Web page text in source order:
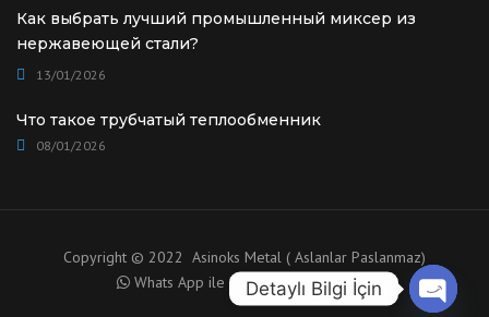
Как выбрать лучший промышленный миксер из
нержавеющей стали?
13/01/2026
Что такое трубчатый теплообменник
08/01/2026
Copyright © 2022 Asinoks Metal ( Aslanlar Paslanmaz)
Whats App ile Danışma için tıklayınız.
Detaylı Bilgi İçin